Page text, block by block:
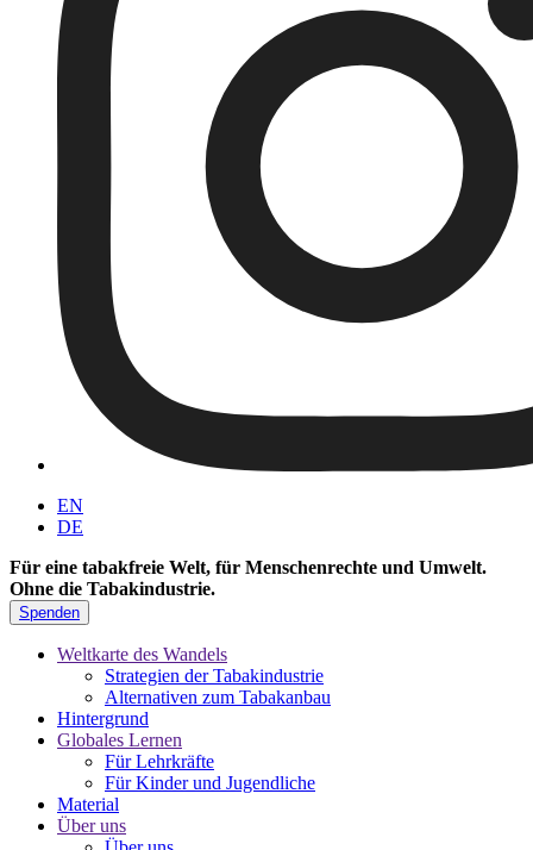
EN
DE
Für eine tabakfreie Welt, für Menschenrechte und Umwelt.
Ohne die Tabakindustrie.
Spenden
Weltkarte des Wandels
Strategien der Tabakindustrie
Alternativen zum Tabakanbau
Hintergrund
Globales Lernen
Für Lehrkräfte
Für Kinder und Jugendliche
Material
Über uns